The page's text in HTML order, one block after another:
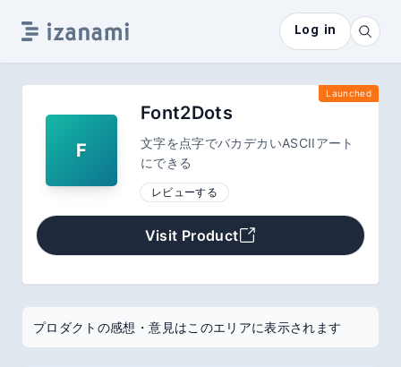
Log in
Launched
F
Font2Dots
文字を点字でバカデカいASCIIアート
にできる
レビューする
Visit Product
プロダクトの感想・意見はこのエリアに表示されます